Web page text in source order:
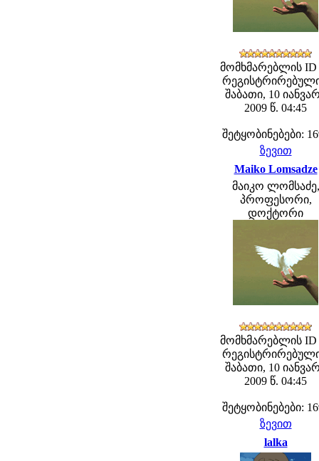
მომხმარებლის ID
შაბათი, 10
2009 წ. 04:45
შეტყობინებები:
ზევით
Maiko Lomsadze
მაიკო ლომსაძე,
პროფესორი,
დოქტორი
მომხმარებლის ID
შაბათი, 10
2009 წ. 04:45
შეტყობინებები:
ზევით
lalka